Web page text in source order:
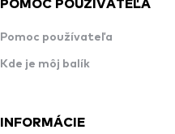
Pomoc používateľa
Kde je môj balík
INFORMÁCIE